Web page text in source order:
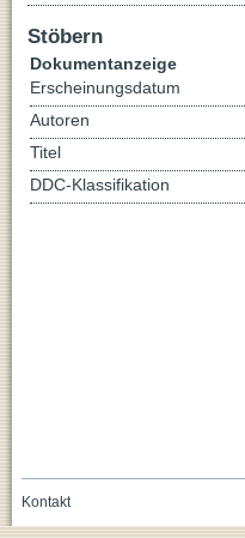
Stöbern
Dokumentanzeige
Erscheinungsdatum
Autoren
Titel
DDC-Klassifikation
Kontakt